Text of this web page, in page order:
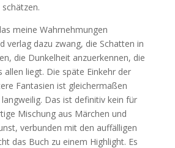
meine Wahrnehmungen
verlag dazu zwang, die Schatten in
die Dunkelheit anzuerkennen, die
allen liegt. Die späte Einkehr der
Fantasien ist gleichermaßen
Das ist definitiv kein für
Mischung aus Märchen und
verbunden mit den auffälligen
das Buch zu einem Highlight. Es